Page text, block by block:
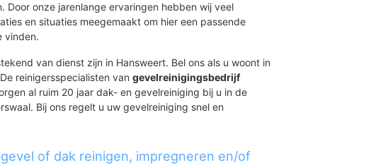
Door onze jarenlange ervaringen hebben wij veel
en situaties meegemaakt om hier een passende
vinden.
van dienst zijn in Hansweert. Bel ons als u woont in
reinigersspecialisten van gevelreinigingsbedrijf
al ruim 20 jaar dak- en gevelreiniging bij u in de
Bij ons regelt u uw gevelreiniging snel en
of dak reinigen, impregneren en/of